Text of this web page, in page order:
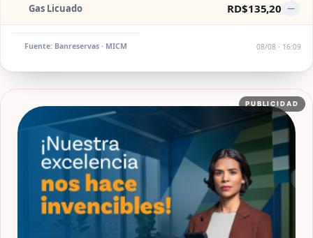
Gas Licuado RD$135,20 —
Fuente: Banreservas · MICM 08/08 · 16:09
PUBLICIDAD